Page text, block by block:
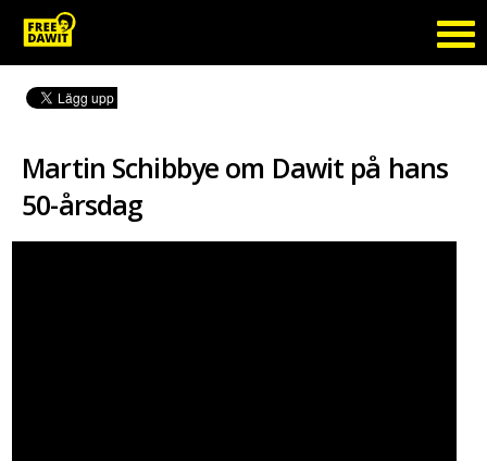
Martin Schibbye om Dawit på hans
50-årsdag